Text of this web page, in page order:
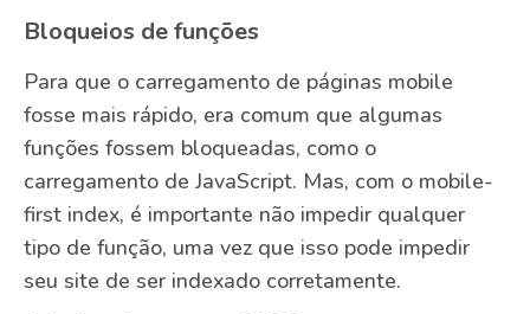
Bloqueios de funções
Para que o carregamento de páginas mobile
fosse mais rápido, era comum que algumas
funções fossem bloqueadas, como o
carregamento de JavaScript. Mas, com o mobile-
first index, é importante não impedir qualquer
tipo de função, uma vez que isso pode impedir
seu site de ser indexado corretamente.